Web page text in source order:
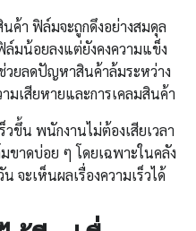
ค้า ฟิล์มจะถูกดึงอย่างสมดุล
มน้อยลงแต่ยังคงความแข็ง
วยลดปัญหาสินค้าล้มระหว่าง
มเสียหายและการเคลมสินค้า
ขึ้น พนักงานไม่ต้องเสียเวลา
ดบ่อย ๆ โดยเฉพาะในคลัง
จะเห็นผลเรื่องความเร็วได้